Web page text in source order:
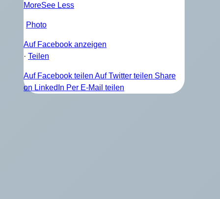
MoreSee Less
Photo
Auf Facebook anzeigen
· Teilen
Auf Facebook teilen Auf Twitter teilen Share
on LinkedIn Per E-Mail teilen